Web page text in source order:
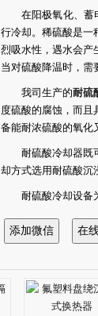
在阳极氧化、蓄
行冷却。稀硫酸是一
烈吸水性，遇水会产
当对硫酸降温时，需
我司生产的耐硫
度硫酸的腐蚀，而且
备能耐浓硫酸的氧化
耐硫酸冷却器既
却方式选用耐硫酸沉
耐硫酸冷却设备
据计算冷却面积和